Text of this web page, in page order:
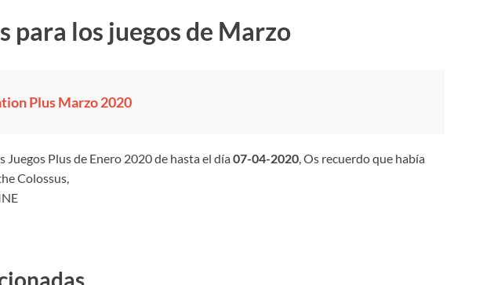
para los juegos de Marzo
Plus Marzo 2020
Juegos Plus de Enero 2020 de hasta el día07-04-2020 , Os recuerdo que había
Colossus,